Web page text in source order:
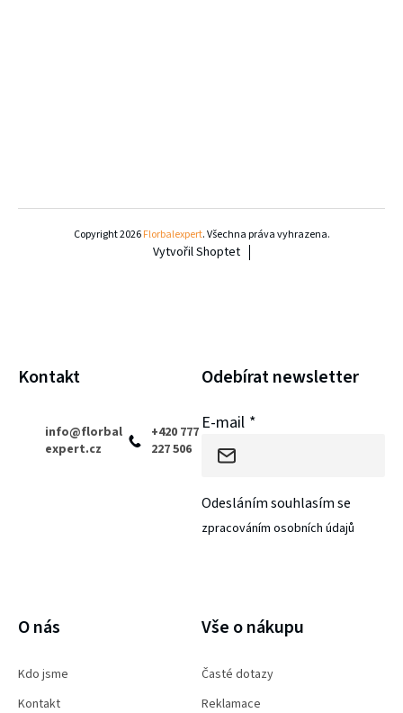
Kontakt
info@florbal
expert.cz
+420 777
227 506
Odebírat newsletter
E-mail
Odesláním souhlasím se
zpracováním osobních údajů
O nás
Kdo jsme
Kontakt
Vše o nákupu
Časté dotazy
Reklamace
Vytvořil Shoptet
Copyright 2026Florbalexpert. Všechna práva vyhrazena.